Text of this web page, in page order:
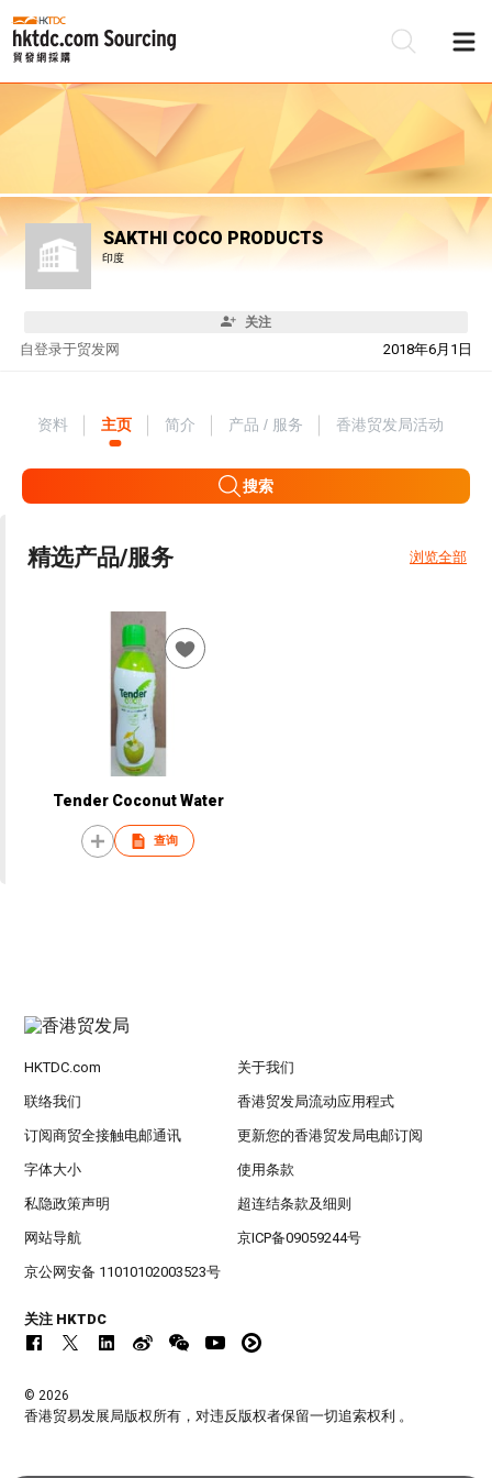
SAKTHI COCO PRODUCTS
印度
关注
自 2018年6月1日
登录于贸发网
资料 主页 简介 产品 / 服务 香港贸发局活动
搜索
精选产品/服务 浏览全部
Tender Coconut Water
查询
HKTDC.com 关于我们
联络我们 香港贸发局流动应用程式
订阅商贸全接触电邮通讯 更新您的香港贸发局电邮订阅
字体大小 使用条款
私隐政策声明 超连结条款及细则
网站导航 京ICP备09059244号
京公网安备 11010102003523号
关注 HKTDC
© 2026
香港贸易发展局版权所有，对违反版权者保留一切追索权利 。